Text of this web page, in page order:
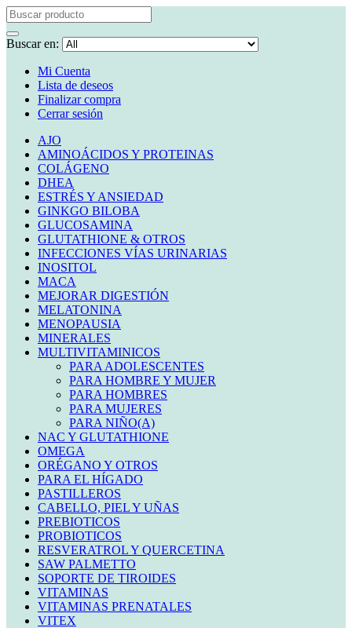
Buscar en:
Mi Cuenta
Lista de deseos
Finalizar compra
Cerrar sesión
AJO
AMINOÁCIDOS Y PROTEINAS
COLÁGENO
DHEA
ESTRÉS Y ANSIEDAD
GINKGO BILOBA
GLUCOSAMINA
GLUTATHIONE & OTROS
INFECCIONES VÍAS URINARIAS
INOSITOL
MACA
MEJORAR DIGESTIÓN
MELATONINA
MENOPAUSIA
MINERALES
MULTIVITAMINICOS
PARA ADOLESCENTES
PARA HOMBRE Y MUJER
PARA HOMBRES
PARA MUJERES
PARA NIÑO(A)
NAC Y GLUTATHIONE
OMEGA
ORÉGANO Y OTROS
PARA EL HÍGADO
PASTILLEROS
CABELLO, PIEL Y UÑAS
PREBIOTICOS
PROBIOTICOS
RESVERATROL Y QUERCETINA
SAW PALMETTO
SOPORTE DE TIROIDES
VITAMINAS
VITAMINAS PRENATALES
VITEX